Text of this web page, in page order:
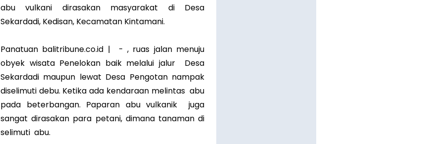
abu vulkani dirasakan masyarakat di Desa
Sekardadi, Kedisan, Kecamatan Kintamani.
Panatuan balitribune.co.id | - , ruas jalan menuju
obyek wisata Penelokan baik melalui jalur Desa
Sekardadi maupun lewat Desa Pengotan nampak
diselimuti debu. Ketika ada kendaraan melintas abu
pada beterbangan. Paparan abu vulkanik juga
sangat dirasakan para petani, dimana tanaman di
selimuti abu.